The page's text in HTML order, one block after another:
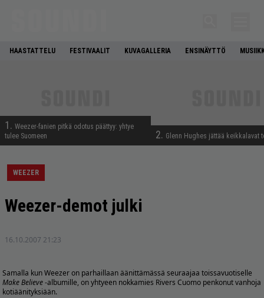
HAASTATTELU FESTIVAALIT KUVAGALLERIA ENSINÄYTTÖ
1. Weezer-fanien pitkä odotus päättyy: yhtye
tulee Suomeen
2. Glenn Hughes jättää keikkalavat
WEEZER
Weezer-demot julki
16.10.2007 21:23
Samalla kun Weezer on parhaillaan äänittämässä seuraajaa toissavuotiselle
Make Believe-albumille, on yhtyeen nokkamies Rivers Cuomo penkonut vanhoja
kotiäänityksiään.